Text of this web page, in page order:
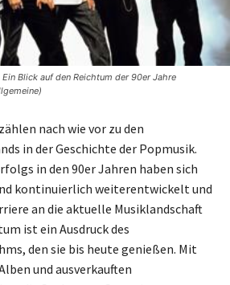
Blick auf den Reichtum der 90er Jahre
nach wie vor zu den
in der Geschichte der Popmusik.
in den 90er Jahren haben sich
kontinuierlich weiterentwickelt und
an die aktuelle Musiklandschaft
ist ein Ausdruck des
den sie bis heute genießen. Mit
und ausverkauften